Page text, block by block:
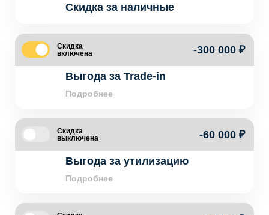
Скидка за наличные
Скидка
включена
-300 000 ₽
Выгода за Trade-in
Подробнее
Скидка
выключена
-60 000 ₽
Выгода за утилизацию
Подробнее